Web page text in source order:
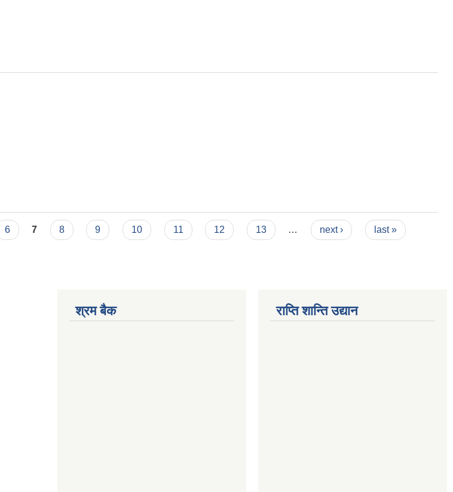
6 7 8 9 10 11 12 13 … next › last »
श्रम बैक राप्ति शान्ति उद्यान